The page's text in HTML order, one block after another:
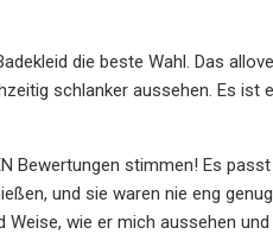
die beste Wahl. Das
schlanker aussehen. Es ist
Bewertungen stimmen! Es
und sie waren nie eng
wie er mich aussehen